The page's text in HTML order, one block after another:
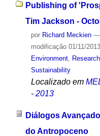
Publishing of
Tim Jackson -
por Richard Meckien —
modificação01/11/
Environment,
Sustainability
Localizado em
- 2013
Diálogos
do Antropoceno